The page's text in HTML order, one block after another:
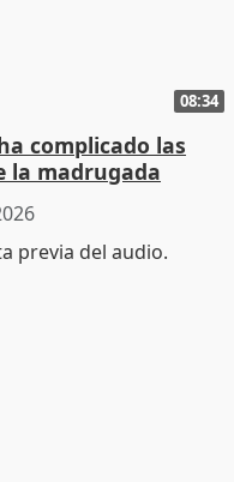
08:34
complicado las
la madrugada